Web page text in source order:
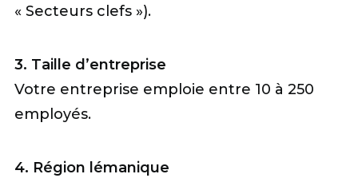
« Secteurs clefs »).
3. Taille d’entreprise
Votre entreprise emploie entre 10 à 250
employés.
4. Région lémanique